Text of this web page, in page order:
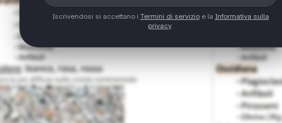
Iscrivendosi si accettano i Termini di servizioe la Informativa sulla
privacy.